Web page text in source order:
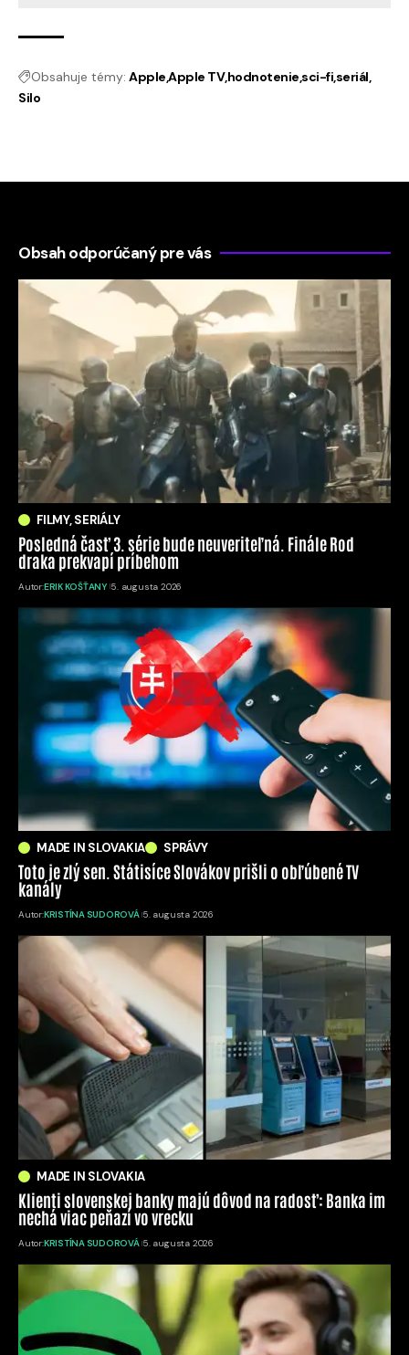
Obsahuje témy: AppleApple TVhodnoteniesci-fiseriál
Silo
Obsah odporúčaný pre vás
FILMY, SERIÁLY
Posledná časť 3. série bude neuveriteľná. Finále Rod
draka prekvapí príbehom
Autor:ERIK KOŠŤANY 5. augusta 2026
MADE IN SLOVAKIA SPRÁVY
Toto je zlý sen. Státisíce Slovákov prišli o obľúbené TV
kanály
Autor:KRISTÍNA SUDOROVÁ 5. augusta 2026
MADE IN SLOVAKIA
Klienti slovenskej banky majú dôvod na radosť: Banka im
nechá viac peňazí vo vrecku
Autor:KRISTÍNA SUDOROVÁ 5. augusta 2026